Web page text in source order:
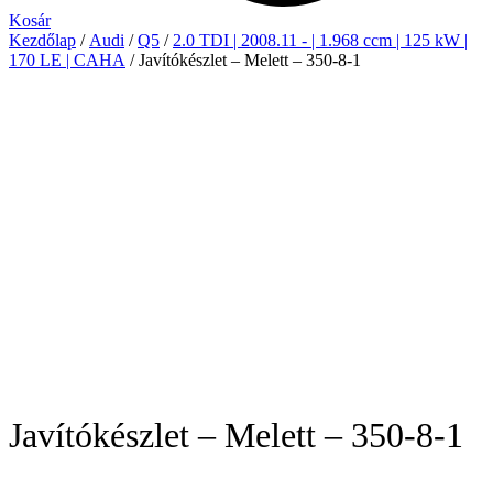
Kosár
Kezdőlap / Audi /Q5 / 2.0 TDI | 2008.11 - | 1.968 ccm | 125 kW |
170 LE | CAHA / Javítókészlet – Melett – 350-8-1
Javítókészlet – Melett – 350-8-1